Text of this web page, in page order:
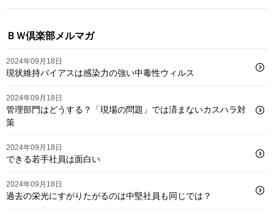
ＢＷ倶楽部メルマガ
2024年09月18日
現状維持バイアスは感染力の強い中毒性ウィルス
2024年09月18日
管理部門はどうする？「現場の問題」では済まないカスハラ対
策
2024年09月18日
できる若手社員は面白い
2024年09月18日
過去の栄光にすがりたがるのは中堅社員も同じでは？